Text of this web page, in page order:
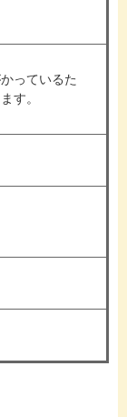
っているた
す。